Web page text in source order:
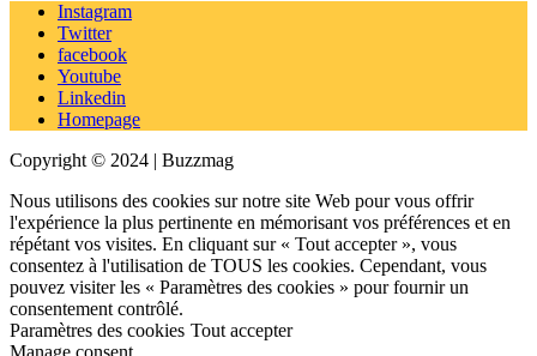
Instagram
Twitter
facebook
Youtube
Linkedin
Homepage
Copyright © 2024 | Buzzmag
Nous utilisons des cookies sur notre site Web pour vous offrir
l'expérience la plus pertinente en mémorisant vos préférences et en
répétant vos visites. En cliquant sur « Tout accepter », vous
consentez à l'utilisation de TOUS les cookies. Cependant, vous
pouvez visiter les « Paramètres des cookies » pour fournir un
consentement contrôlé.
Paramètres des cookies Tout accepter